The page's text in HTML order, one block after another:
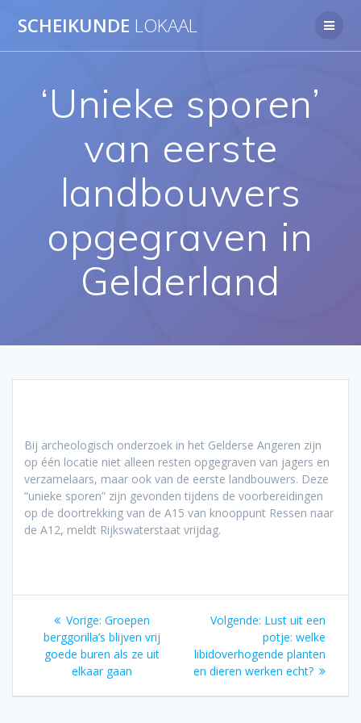
naar
SCHEIKUNDE LOKAAL
‘Unieke sporen’
van eerste
landbouwers
opgegraven in
Gelderland
Bij archeologisch onderzoek in het Gelderse Angeren zijn
op één locatie niet alleen resten opgegraven van jagers en
verzamelaars, maar ook van de eerste landbouwers. Deze
“unieke sporen” zijn gevonden tijdens de voorbereidingen
op de doortrekking van de A15 van knooppunt Ressen naar
de A12, meldt Rijkswaterstaat vrijdag.
Bericht
navigatie
Vorige: Vorig
bericht:
Groepen
berggorilla’s blijven vrij
goede buren als ze uit
elkaar gaan
Volgende: Volgend
bericht:
Lust uit een
potje: welke
libidoverhogende planten
en dieren werken echt?